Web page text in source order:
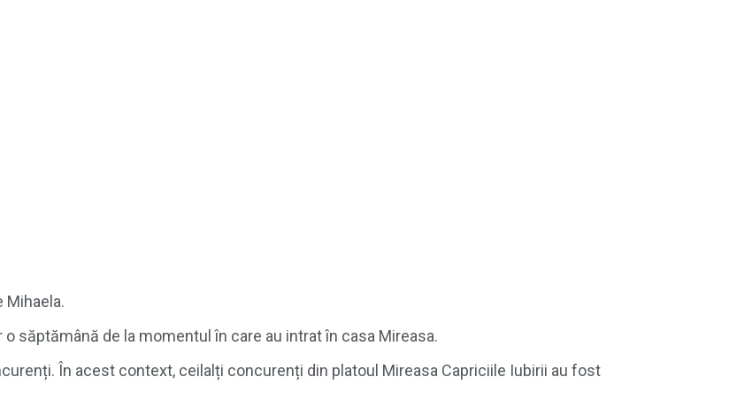
Mihaela.
săptămână de la momentul în care au intrat în casa Mireasa.
În acest context, ceilalți concurenți din platoul Mireasa Capriciile Iubirii au fost